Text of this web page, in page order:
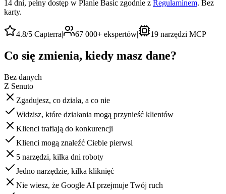
14 dni, pełny dostęp w Planie Basic zgodnie z Regulaminem. Bez
karty.
4.8/5 Capterra| 67 000+ ekspertów| 19 narzędzi MCP
Co się zmienia, kiedy masz dane?
Bez danych
Z Senuto
Zgadujesz, co działa, a co nie
Widzisz, które działania mogą przynieść klientów
Klienci trafiają do konkurencji
Klienci mogą znaleźć Ciebie pierwsi
5 narzędzi, kilka dni roboty
Jedno narzędzie, kilka kliknięć
Nie wiesz, że Google AI przejmuje Twój ruch